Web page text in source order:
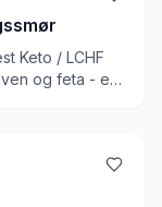
Keto / LCHF
og feta - en